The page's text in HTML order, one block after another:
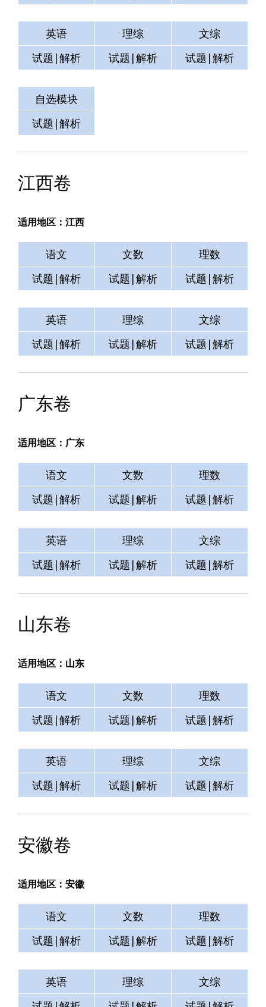
英语 理综
文综
试题|解析
试题|解析 试题|解析
自选模块
试题|解析
江西卷
适用地区：江西
语文 文数
理数
试题|解析
试题|解析 试题|解析
英语 理综
文综
试题|解析
试题|解析 试题|解析
广东卷
适用地区：广东
语文 文数
理数
试题|解析
试题|解析 试题|解析
英语 理综
文综
试题|解析
试题|解析 试题|解析
山东卷
适用地区：山东
语文 文数
理数
试题|解析
试题|解析 试题|解析
英语 理综
文综
试题|解析
试题|解析 试题|解析
安徽卷
适用地区：安徽
语文 文数
理数
试题|解析
试题|解析 试题|解析
英语 理综
文综